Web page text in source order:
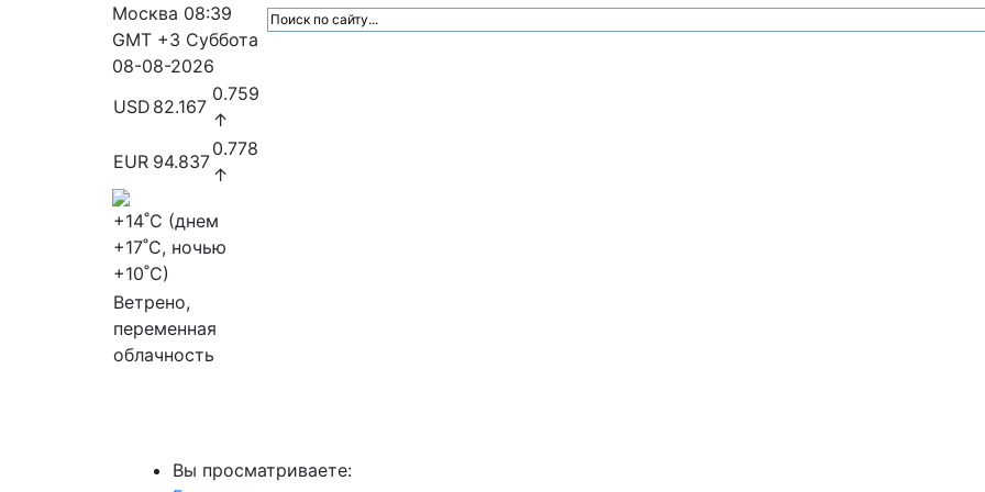
Москва 08:39
GMT +3 Суббота
08-08-2026
USD 82.167
0.759
↑
EUR 94.837
0.778
↑
+14˚C (днем
+17˚C, ночью
+10˚C)
Ветрено,
переменная
облачность
Вы просматриваете: